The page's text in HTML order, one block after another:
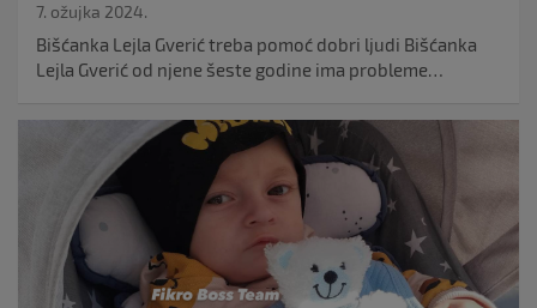
7. ožujka 2024.
Bišćanka Lejla Gverić treba pomoć dobri ljudi Bišćanka
Lejla Gverić od njene šeste godine ima probleme…